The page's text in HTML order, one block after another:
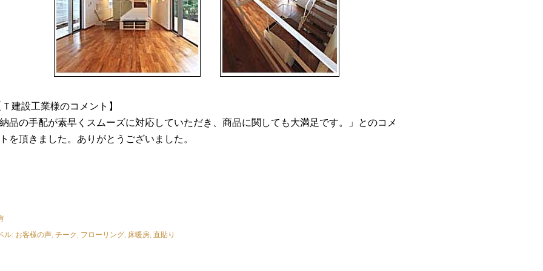
Ｔ建設工業様のコメント】
納品の手配が素早くスムーズに対応していただき、商品に関しても大満足です。」とのコメ
を頂きました。ありがとうございました。
ル: お客様の声 チーク フローリング 床暖房 直貼り